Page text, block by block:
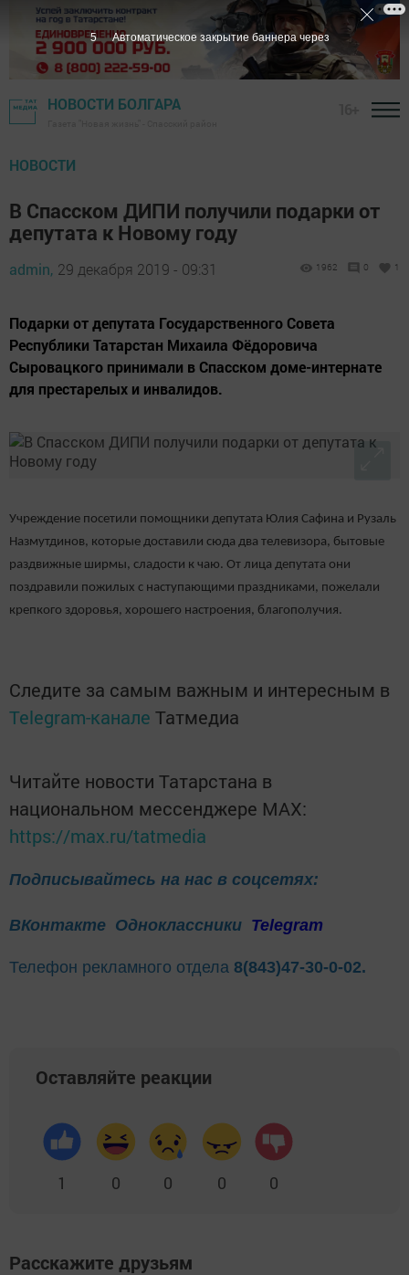
НОВОСТИ БОЛГАРА
НОВОСТИ
В Спасском ДИПИ получили подарки от
депутата к Новому году
admin, 29 декабря 2019 - 09:31 1962 0 1
Подарки от депутата Государственного Совета
Республики Татарстан Михаила Фёдоровича
Сыровацкого принимали в Спасском доме-интернате
для престарелых и инвалидов.
Учреждение посетили помощники депутата Юлия Сафина и Рузаль
Назмутдинов, которые доставили сюда два телевизора, бытовые
раздвижные ширмы, сладости к чаю. От лица депутата они
поздравили пожилых с наступающими праздниками, пожелали
крепкого здоровья, хорошего настроения, благополучия.
Следите за самым важным и интересным в
Telegram-канале Татмедиа
Читайте новости Татарстана в
национальном мессенджере MАХ:
https://max.ru/tatmedia
Подписывайтесь на нас в соцсетях:
ВКонтакте Одноклассники Telegram
Телефон рекламного отдела 8(843)47-30-0-02.
Оставляйте реакции
1 0 0 0 0
Расскажите друзьям
4 Автоматическое закрытие баннера через